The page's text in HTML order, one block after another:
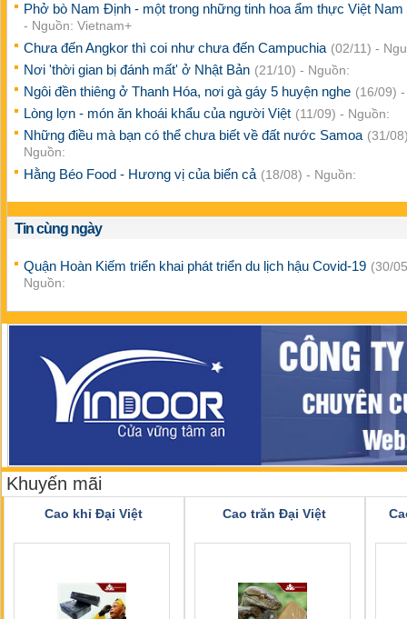
Phở bò Nam Định - một trong những tinh hoa ẩm thực Việt Nam
- Nguồn: Vietnam+
Chưa đến Angkor thì coi như chưa đến Campuchia (02/11) -
Nơi 'thời gian bị đánh mất' ở Nhật Bản (21/10) - Nguồn:
Ngôi đền thiêng ở Thanh Hóa, nơi gà gáy 5 huyện nghe (16/09)
Lòng lợn - món ăn khoái khẩu của người Việt (11/09) - Nguồn:
Những điều mà bạn có thể chưa biết về đất nước Samoa (31/
Nguồn:
Hằng Béo Food - Hương vị của biển cả (18/08) - Nguồn:
Tin cùng ngày
Quận Hoàn Kiếm triển khai phát triển du lịch hậu Covid-19 (30/
Nguồn:
Khuyến mãi
Cao khỉ Đại Việt Cao trăn Đại Việt